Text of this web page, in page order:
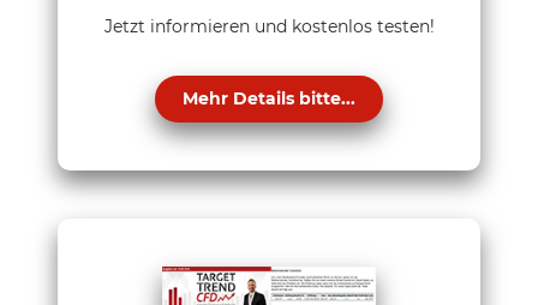
Jetzt informieren und kostenlos testen!
Mehr Details bitte...